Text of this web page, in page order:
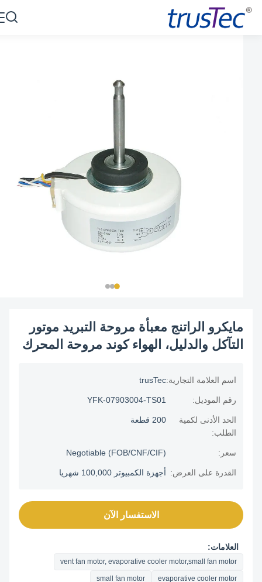
مايكرو الراتنج معبأة مروحة التبريد موتور
التآكل والدليل، الهواء كوند مروحة المحرك
اسم العلامة التجارية:trusTec
رقم الموديل: YFK-07903004-TS01
الحد الأدنى لكمية
الطلب:
200 قطعة
Negotiable (FOB/CNF/CIF)
القدرة على العرض: أجهزة الكمبيوتر 100,000 شهريا
الاستفسار الآن
العلامات:
vent fan motor, evaporative cooler motor,small fan motor
evaporative cooler motor
small fan motor